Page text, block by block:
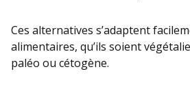
Ces alternatives s’adaptent
alimentaires, qu’ils soient
paléo ou cétogène.